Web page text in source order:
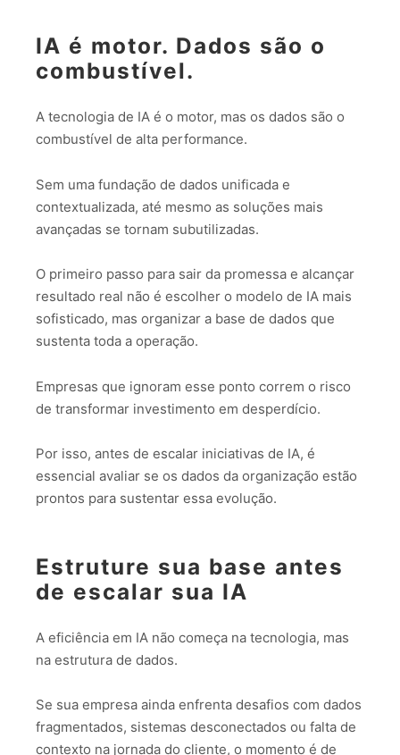
IA é motor. Dados são o
combustível.
A tecnologia de IA é o motor, mas os dados são o
combustível de alta performance.
Sem uma fundação de dados unificada e
contextualizada, até mesmo as soluções mais
avançadas se tornam subutilizadas.
O primeiro passo para sair da promessa e alcançar
resultado real não é escolher o modelo de IA mais
sofisticado, mas organizar a base de dados que
sustenta toda a operação.
Empresas que ignoram esse ponto correm o risco
de transformar investimento em desperdício.
Por isso, antes de escalar iniciativas de IA, é
essencial avaliar se os dados da organização estão
prontos para sustentar essa evolução.
Estruture sua base antes
de escalar sua IA
A eficiência em IA não começa na tecnologia, mas
na estrutura de dados.
Se sua empresa ainda enfrenta desafios com dados
fragmentados, sistemas desconectados ou falta de
contexto na jornada do cliente, o momento é de